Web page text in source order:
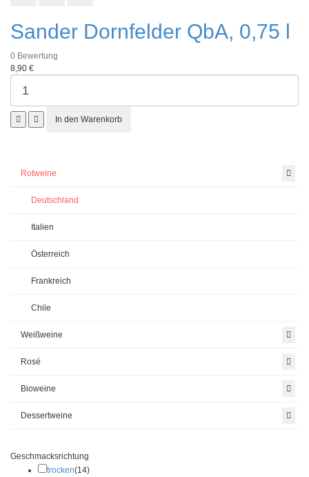
Sander Dornfelder QbA, 0,75 l
0 Bewertung
8,90 €
Rotweine
Deutschland
Italien
Österreich
Frankreich
Chile
Weißweine
Rosé
Bioweine
Dessertweine
Geschmacksrichtung
trocken(14)